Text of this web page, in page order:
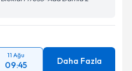
11 Ağu
09:45 Daha Fazla